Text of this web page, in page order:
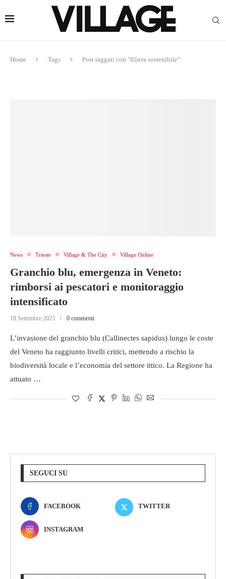
Home Tags Post taggati con "filiera sostenibile"
News Trieste Village & The City Village Online
Granchio blu, emergenza in Veneto:
rimborsi ai pescatori e monitoraggio
intensificato
18 Settembre 2025 0 commenti
L’invasione del granchio blu (Callinectes sapidus) lungo le coste
del Veneto ha raggiunto livelli critici, mettendo a rischio la
biodiversità locale e l’economia del settore ittico. La Regione ha
attuato …
SEGUCI SU
FACEBOOK TWITTER
INSTAGRAM